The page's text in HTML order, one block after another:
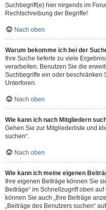
Suchbegriff(e) hier nirgends im
Rechtschreibung der Begriffe!
Nach oben
Warum bekomme ich bei der
Ihre Suche lieferte zu viele
verarbeiten. Benutzen Sie die
Suchbegriffe ein oder beschränken
Unterforen.
Nach oben
Wie kann ich nach Mitgliedern
Gehen Sie zur Mitgliederliste und
suchen“.
Nach oben
Wie kann ich meine eigenen
Ihre eigenen Beiträge können Sie
Beiträge“ im Schnellzugriff oben
können Sie auch „Ihre Beiträge
„Beiträge des Benutzers suchen“